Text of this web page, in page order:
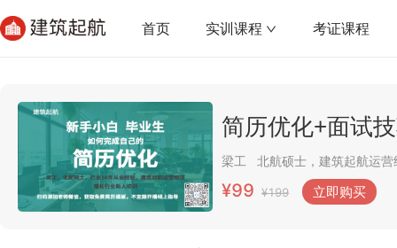
首页 实训课程 考证课程
简历优化+面试
梁工
¥99 ¥199 立即购买